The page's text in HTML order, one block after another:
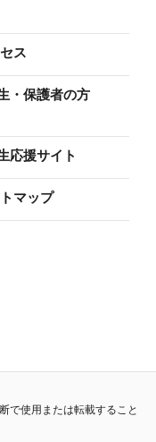
ス
・保護者の方
応援サイト
マップ
で使用または転載すること